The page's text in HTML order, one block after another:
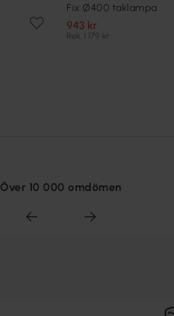
Fix Ø400 taklampa
943 kr
Rek. 1 179 kr
Över 10 000 omdömen